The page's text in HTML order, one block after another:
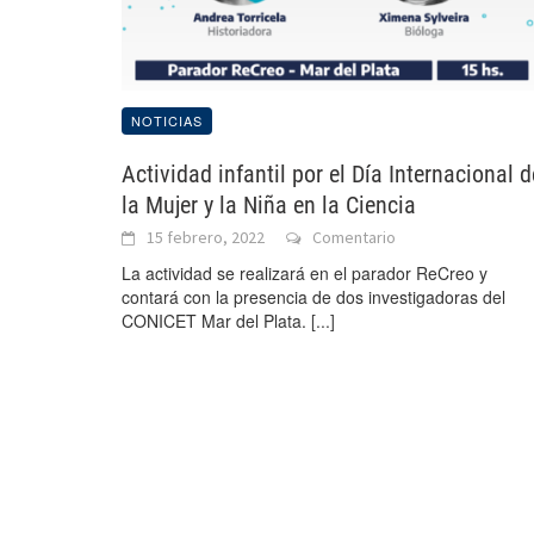
NOTICIAS
Actividad infantil por el Día Internacional
la Mujer y la Niña en la Ciencia
15 febrero, 2022 Comentario
La actividad se realizará en el parador ReCreo y
contará con la presencia de dos investigadoras del
CONICET Mar del Plata. [...]